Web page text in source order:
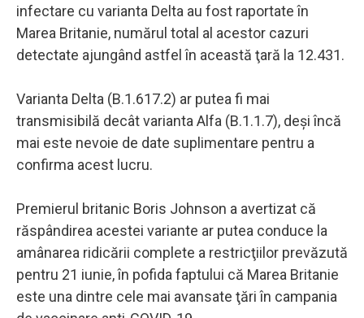
infectare cu varianta Delta au fost raportate în
Marea Britanie, numărul total al acestor cazuri
detectate ajungând astfel în această ţară la 12.431.
Varianta Delta (B.1.617.2) ar putea fi mai
transmisibilă decât varianta Alfa (B.1.1.7), deşi încă
mai este nevoie de date suplimentare pentru a
confirma acest lucru.
Premierul britanic Boris Johnson a avertizat că
răspândirea acestei variante ar putea conduce la
amânarea ridicării complete a restricţiilor prevăzută
pentru 21 iunie, în pofida faptului că Marea Britanie
este una dintre cele mai avansate ţări în campania